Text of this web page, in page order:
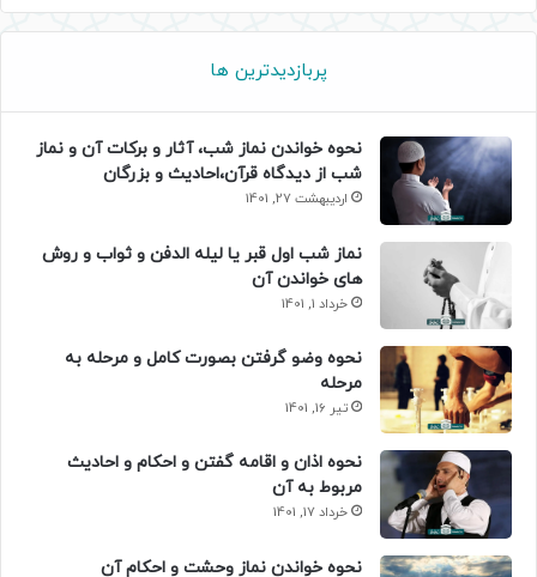
پربازدیدترین ها
نحوه خواندن نماز شب، آثار و برکات آن و نماز
شب از دیدگاه قرآن،احادیث و بزرگان
اردیبهشت 27, 1401
نماز شب اول قبر یا لیله الدفن و ثواب و روش
های خواندن آن
خرداد 1, 1401
نحوه وضو گرفتن بصورت کامل و مرحله به
مرحله
تیر 16, 1401
نحوه اذان و اقامه گفتن و احکام و احادیث
مربوط به آن
خرداد 17, 1401
نحوه خواندن نماز وحشت و احکام آن